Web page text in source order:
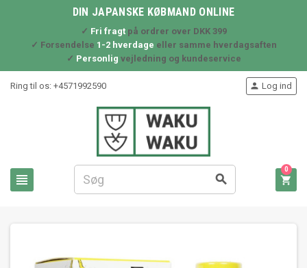
DIN JAPANSKE KØBMAND ONLINE
✓ Fri fragtpå ordrer over DKK 399
✓ Forsendelse 1-2 hverdage eller samme hverdagsaften
✓ Personlig vejledning og kundeservice
Ring til os: +4571992590
 
 Log ind

0